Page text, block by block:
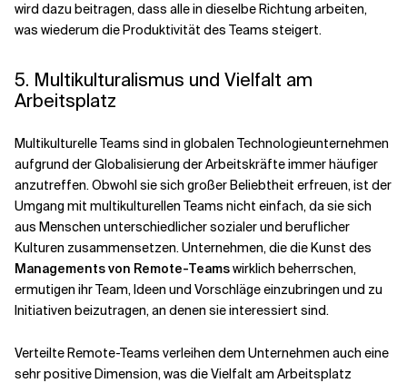
wird dazu beitragen, dass alle in dieselbe Richtung arbeiten,
was wiederum die Produktivität des Teams steigert.
5. Multikulturalismus und Vielfalt am
Arbeitsplatz
Multikulturelle Teams sind in globalen Technologieunternehmen
aufgrund der Globalisierung der Arbeitskräfte immer häufiger
anzutreffen. Obwohl sie sich großer Beliebtheit erfreuen, ist der
Umgang mit multikulturellen Teams nicht einfach, da sie sich
aus Menschen unterschiedlicher sozialer und beruflicher
Kulturen zusammensetzen. Unternehmen, die die Kunst des
Managements von Remote-Teamswirklich beherrschen,
ermutigen ihr Team, Ideen und Vorschläge einzubringen und zu
Initiativen beizutragen, an denen sie interessiert sind.
Verteilte Remote-Teams verleihen dem Unternehmen auch eine
sehr positive Dimension, was die Vielfalt am Arbeitsplatz